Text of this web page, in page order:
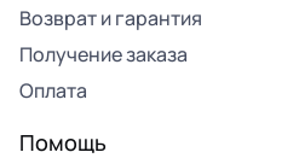
Возврат и гарантия
Получение заказа
Оплата
Помощь